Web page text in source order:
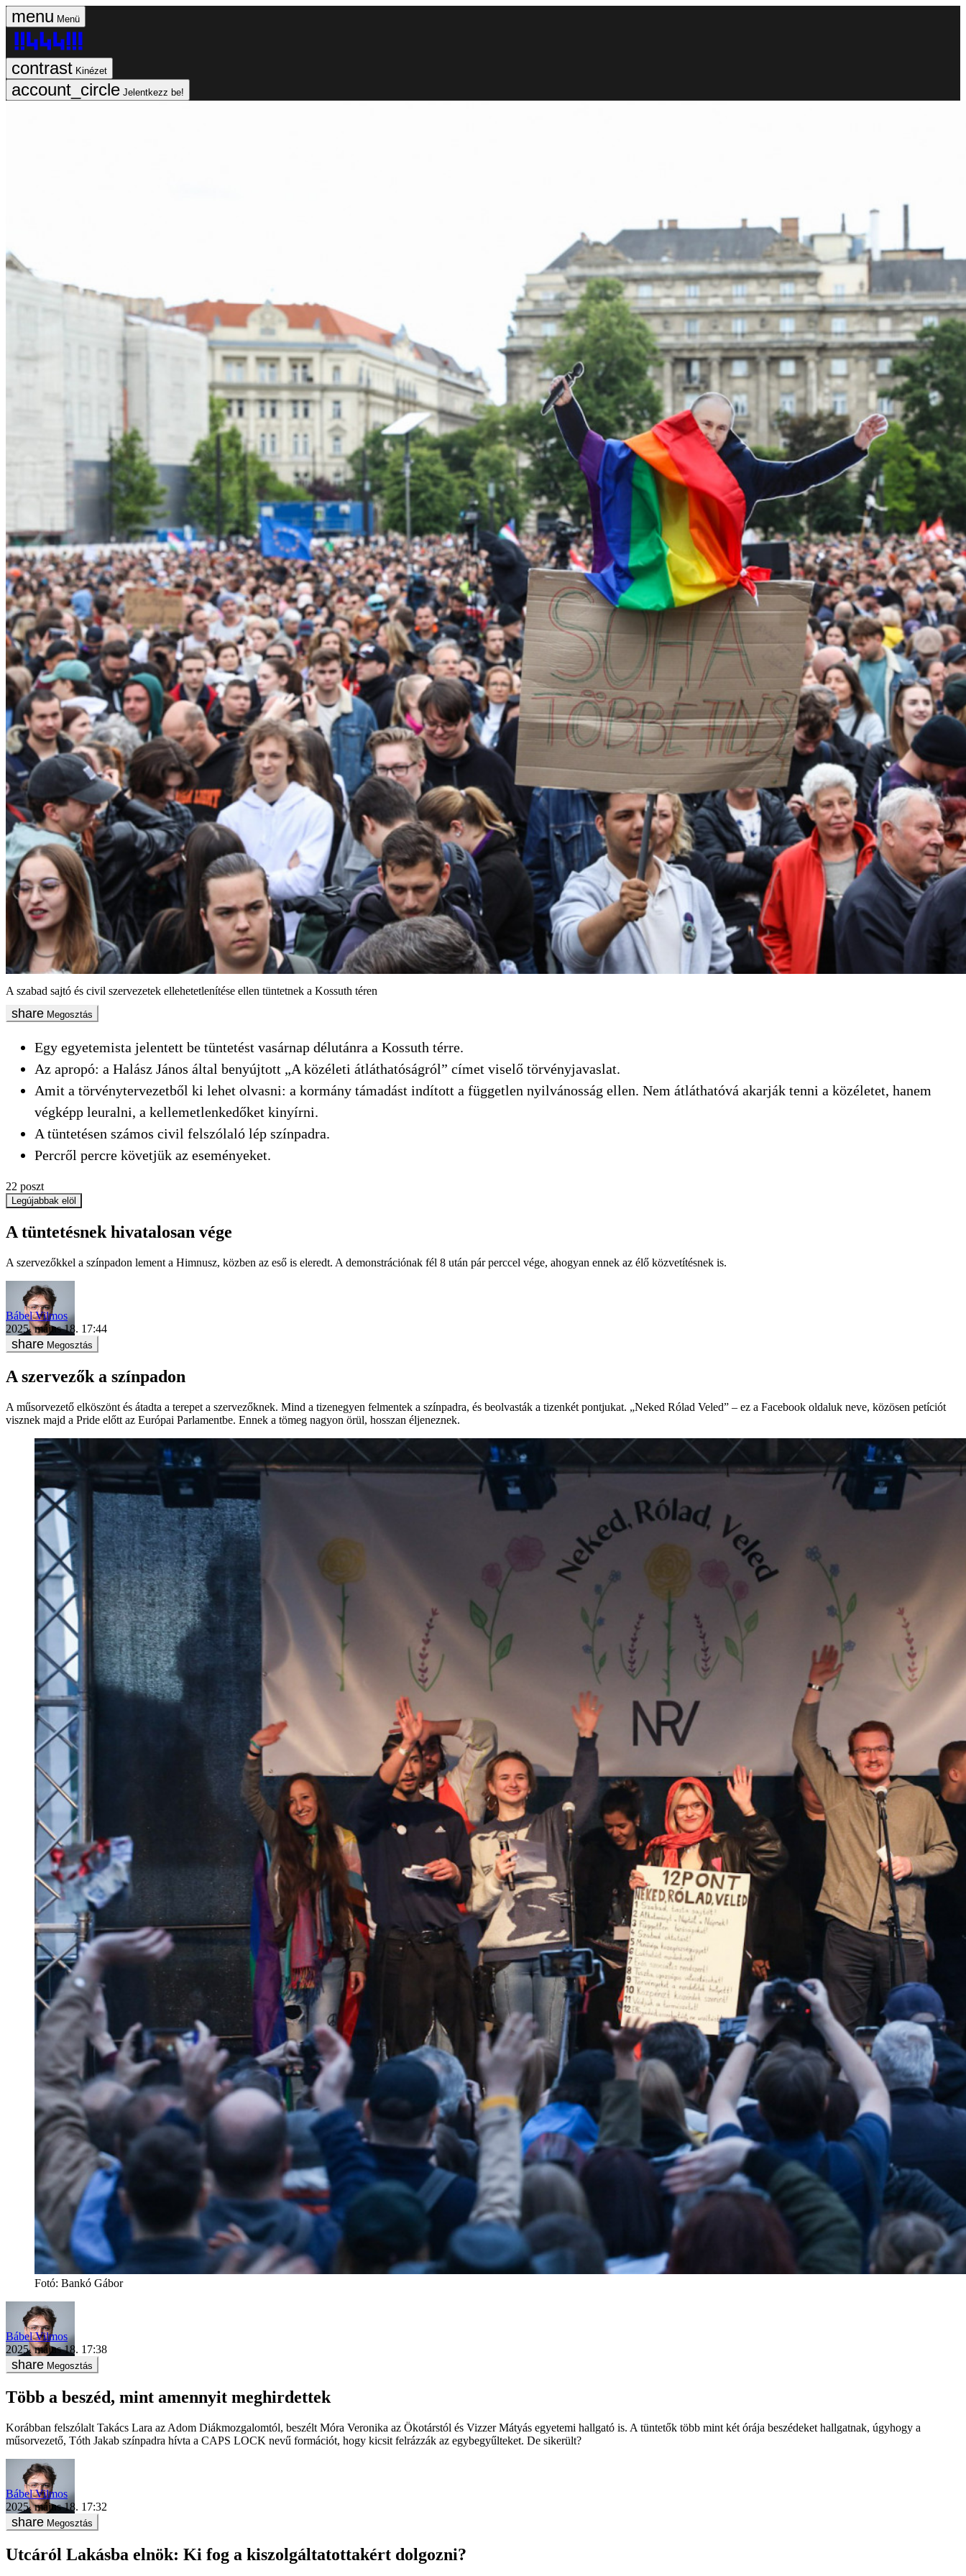
Menü
Kinézet
Jelentkezz be!
A szabad sajtó és civil szervezetek ellehetetlenítése ellen tüntetnek a Kossuth téren
Megosztás
Egy egyetemista jelentett be tüntetést vasárnap délutánra a Kossuth térre.
Az apropó: a Halász János által benyújtott „A közéleti átláthatóságról” címet viselő törvényjavaslat.
Amit a törvénytervezetből ki lehet olvasni: a kormány támadást indított a független nyilvánosság ellen. Nem átláthatóvá akarják tenni a közéletet, hanem
végképp leuralni, a kellemetlenkedőket kinyírni.
A tüntetésen számos civil felszólaló lép színpadra.
Percről percre követjük az eseményeket.
22 poszt
Legújabbak elöl
A tüntetésnek hivatalosan vége
A szervezőkkel a színpadon lement a Himnusz, közben az eső is eleredt. A demonstrációnak fél 8 után pár perccel vége, ahogyan ennek az élő közvetítésnek is.
Bábel Vilmos
2025. május 18. 17:44
Megosztás
A szervezők a színpadon
A műsorvezető elköszönt és átadta a terepet a szervezőknek. Mind a tizenegyen felmentek a színpadra, és beolvasták a tizenkét pontjukat. „Neked Rólad Veled” – ez a Facebook oldaluk neve, közösen petíciót
visznek majd a Pride előtt az Európai Parlamentbe. Ennek a tömeg nagyon örül, hosszan éljeneznek.
Fotó: Bankó Gábor
Bábel Vilmos
2025. május 18. 17:38
Megosztás
Több a beszéd, mint amennyit meghirdettek
Korábban felszólalt Takács Lara az Adom Diákmozgalomtól, beszélt Móra Veronika az Ökotárstól és Vizzer Mátyás egyetemi hallgató is. A tüntetők több mint két órája beszédeket hallgatnak, úgyhogy a
műsorvezető, Tóth Jakab színpadra hívta a CAPS LOCK nevű formációt, hogy kicsit felrázzák az egybegyűlteket. De sikerült?
Bábel Vilmos
2025. május 18. 17:32
Megosztás
Utcáról Lakásba elnök: Ki fog a kiszolgáltatottakért dolgozni?